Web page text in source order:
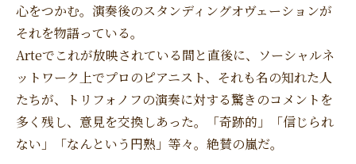
心をつかむ。演奏後のスタンディングオヴェーションが
それを物語っている。
Arteでこれが放映されている間と直後に、ソーシャルネ
ットワーク上でプロのピアニスト、それも名の知れた人
たちが、トリフォノフの演奏に対する驚きのコメントを
多く残し、意見を交換しあった。「奇跡的」「信じられ
ない」「なんという円熟」等々。絶賛の嵐だ。